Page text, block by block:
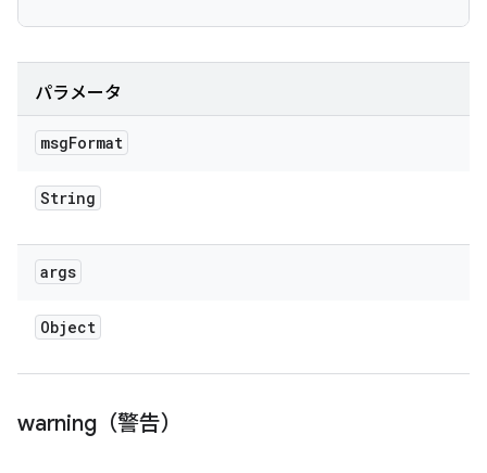
パラメータ
msgFormat
String
args
Object
warning（警告）